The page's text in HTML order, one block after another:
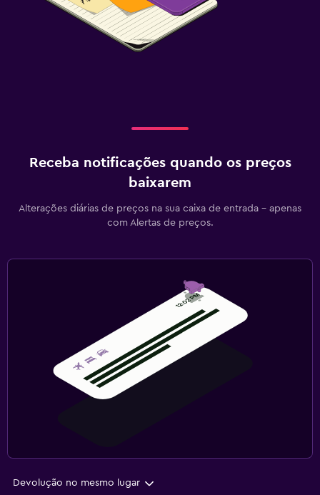
Receba notificações quando os preços
baixarem
Alterações diárias de preços na sua caixa de entrada - apenas
com Alertas de preços.
Devolução no mesmo lugar